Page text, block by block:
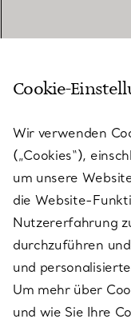
KUNDENSERVICE
SERVICES
ÜBER TIFFANY & CO.
RECHTLICHE
Cookie-
Wir verwenden
(„Cookies“),
um unsere
die Website-
Nutzererfahrung
durchzuführen
und
Um mehr über
und wie Sie Ihre